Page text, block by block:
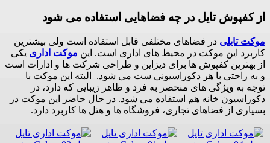
از کفپوش تایل در چه فضاهایی استفاده می شود
موکت تایلی در فضاهای مختلفی قابل استفاده است ولی بیشترین
کاربرد این موکت در محیط های اداری است. این موکت اداری یکی
از بهترین کفپوش ها برای دیزاین و طراحی شرکت ها و ادارات است
و به راحتی با هر دکوراسیونی ست می شود. البته این موکت با
توجه به ویژگی های منحصر به فرد و ظاهر زیبایی که دارد، در
دکوراسیون خانه هم استفاده می شود. در حال حاضر این موکت در
بسیاری از فضاهای تجاری، فروشگاه ها و هتل ها کاربرد دارد.